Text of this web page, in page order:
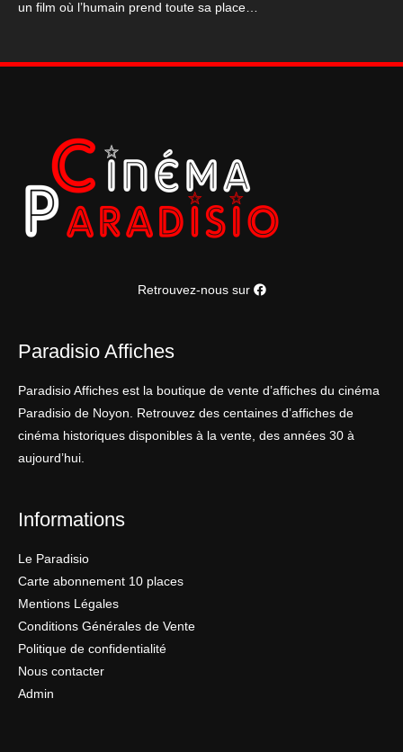
un film où l’humain prend toute sa place…
Retrouvez-nous sur
Paradisio Affiches
Paradisio Affiches est la boutique de vente d’affiches du cinéma
Paradisio de Noyon. Retrouvez des centaines d’affiches de
cinéma historiques disponibles à la vente, des années 30 à
aujourd’hui.
Informations
Le Paradisio
Carte abonnement 10 places
Mentions Légales
Conditions Générales de Vente
Politique de confidentialité
Nous contacter
Admin